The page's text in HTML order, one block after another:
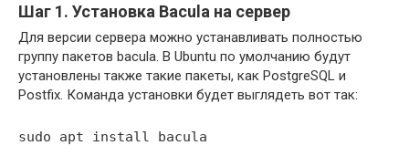
Шаг 1. Установка Bacula на сервер
Для версии сервера можно устанавливать полностью
группу пакетов bacula. В Ubuntu по умолчанию будут
установлены также такие пакеты, как PostgreSQL и
Postfix. Команда установки будет выглядеть вот так:
sudo apt install bacula